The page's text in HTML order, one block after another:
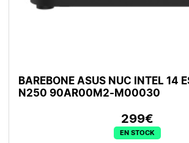
BAREBONE ASUS NUC INTEL 14
N250 90AR00M2-M00030
299€
EN STOCK